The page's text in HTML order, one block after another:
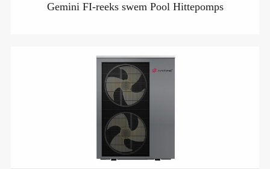
Gemini FI-reeks swem Pool Hittepomps